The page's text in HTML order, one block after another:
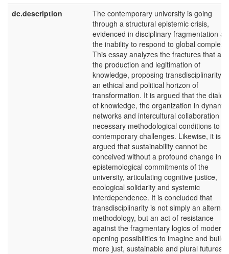
dc.description
The contemporary university is going
through a structural epistemic crisis,
evidenced in disciplinary fragmentation
the inability to respond to global
This essay analyzes the fractures that
the production and legitimation of
knowledge, proposing transdisciplinarity
an ethical and political horizon of
transformation. It is argued that the
of knowledge, the organization in dynamic
networks and intercultural collaboration
necessary methodological conditions to
contemporary challenges. Likewise, it is
argued that sustainability cannot be
conceived without a profound change in
epistemological commitments of the
university, articulating cognitive justice,
ecological solidarity and systemic
interdependence. It is concluded that
transdisciplinarity is not simply an
methodology, but an act of resistance
against the fragmentary logics of
opening possibilities to imagine and build
more just, sustainable and plural futures.